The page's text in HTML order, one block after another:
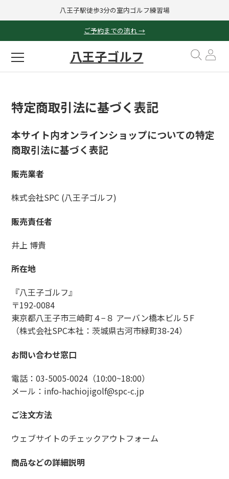
八王子駅徒歩3分の室内ゴルフ練習場
ご予約までの流れ →
八王子ゴルフ
特定商取引法に基づく表記
本サイト内オンラインショップについての特定
商取引法に基づく表記
販売業者
株式会社SPC (八王子ゴルフ)
販売責任者
井上 博貴
所在地
『八王子ゴルフ』
〒192-0084
東京都八王子市三崎町４−８ アーバン橋本ビル５F
（株式会社SPC本社：茨城県古河市緑町38-24）
お問い合わせ窓口
電話：03-5005-0024（10:00~18:00）
メール：info-hachiojigolf@spc-c.jp
ご注文方法
ウェブサイトのチェックアウトフォーム
商品などの詳細説明